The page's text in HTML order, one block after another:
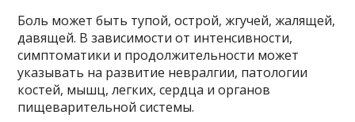
Боль может быть тупой, острой, жгучей, жалящей,
давящей. В зависимости от интенсивности,
симптоматики и продолжительности может
указывать на развитие невралгии, патологии
костей, мышц, легких, сердца и органов
пищеварительной системы.